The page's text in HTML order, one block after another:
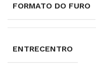
FORMATO DO FURO
ENTRECENTRO